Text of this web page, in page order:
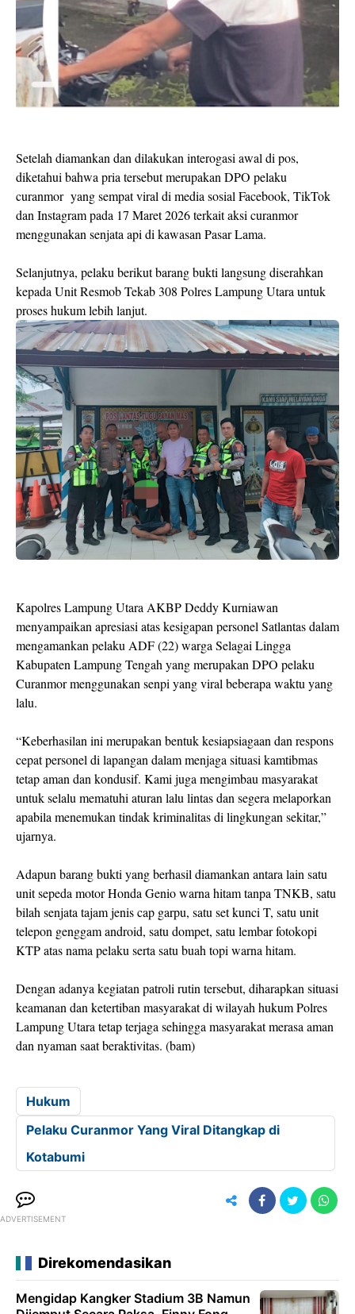
Setelah diamankan dan dilakukan interogasi awal di pos,
diketahui bahwa pria tersebut merupakan DPO pelaku
curanmor yang sempat viral di media sosial Facebook, TikTok
dan Instagram pada 17 Maret 2026 terkait aksi curanmor
menggunakan senjata api di kawasan Pasar Lama.
Selanjutnya, pelaku berikut barang bukti langsung diserahkan
kepada Unit Resmob Tekab 308 Polres Lampung Utara untuk
proses hukum lebih lanjut.
Kapolres Lampung Utara AKBP Deddy Kurniawan
menyampaikan apresiasi atas kesigapan personel Satlantas dalam
mengamankan pelaku ADF (22) warga Selagai Lingga
Kabupaten Lampung Tengah yang merupakan DPO pelaku
Curanmor menggunakan senpi yang viral beberapa waktu yang
lalu.
“Keberhasilan ini merupakan bentuk kesiapsiagaan dan respons
cepat personel di lapangan dalam menjaga situasi kamtibmas
tetap aman dan kondusif. Kami juga mengimbau masyarakat
untuk selalu mematuhi aturan lalu lintas dan segera melaporkan
apabila menemukan tindak kriminalitas di lingkungan sekitar,”
ujarnya.
Adapun barang bukti yang berhasil diamankan antara lain satu
unit sepeda motor Honda Genio warna hitam tanpa TNKB, satu
bilah senjata tajam jenis cap garpu, satu set kunci T, satu unit
telepon genggam android, satu dompet, satu lembar fotokopi
KTP atas nama pelaku serta satu buah topi warna hitam.
Dengan adanya kegiatan patroli rutin tersebut, diharapkan situasi
keamanan dan ketertiban masyarakat di wilayah hukum Polres
Lampung Utara tetap terjaga sehingga masyarakat merasa aman
dan nyaman saat beraktivitas. (bam)
Hukum
Pelaku Curanmor Yang Viral Ditangkap di
Kotabumi
ADVERTISEMENT
Direkomendasikan
Mengidap Kangker Stadium 3B Namun